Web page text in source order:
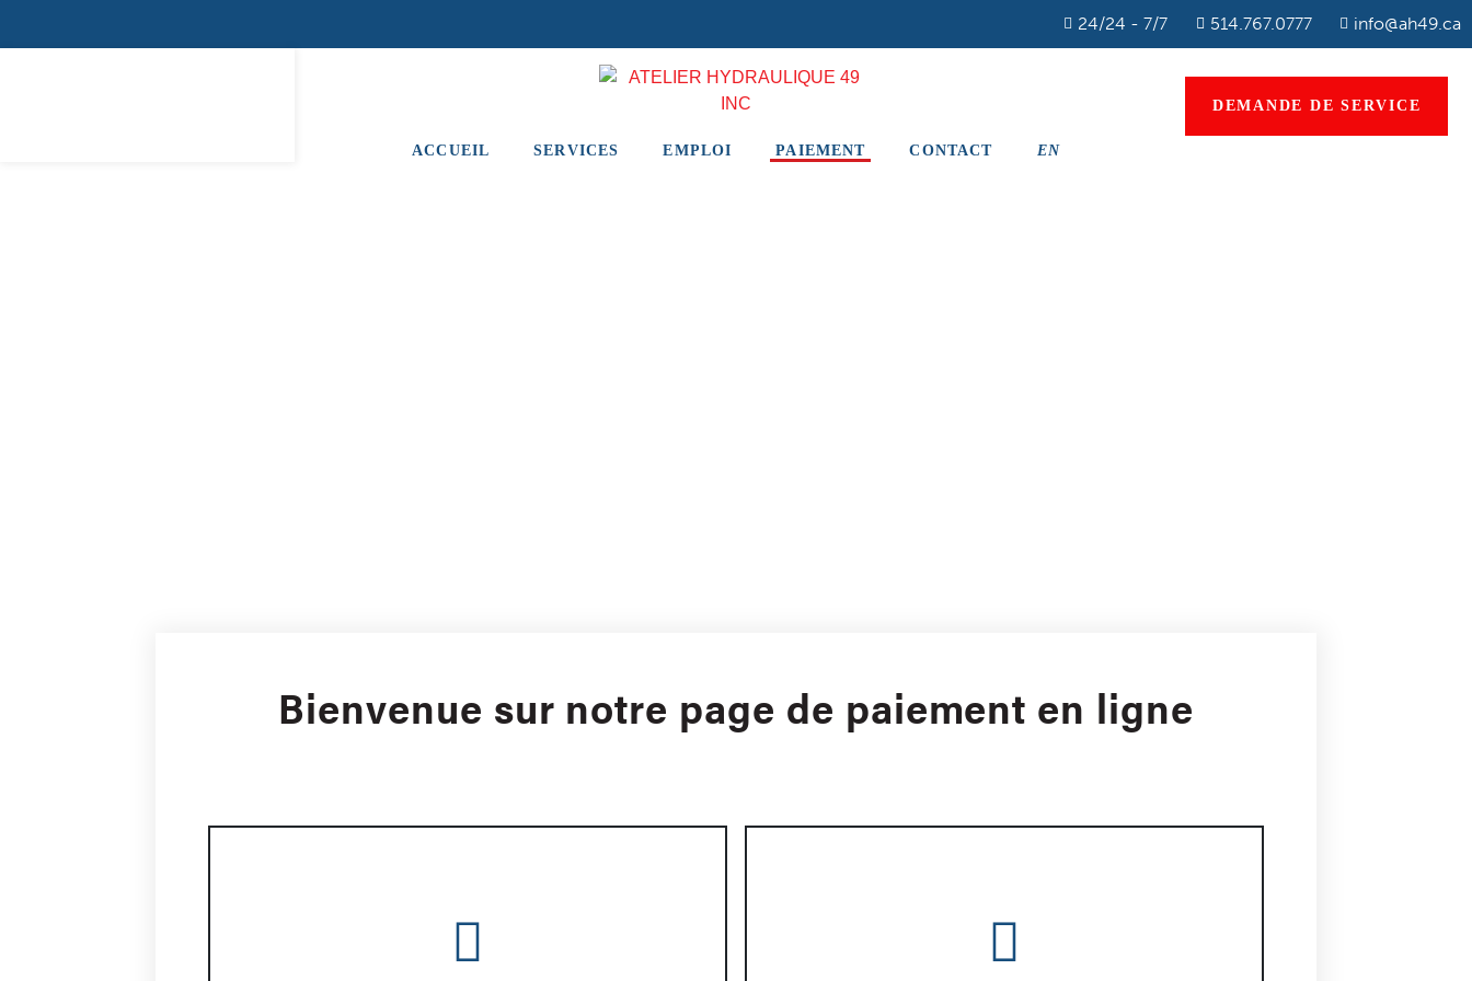
24/24 - 7/7 514.767.0777 info@ah49.ca
ACCUEIL SERVICES EMPLOI PAIEMENT CONTACT EN
DEMANDE DE SERVICE
Bienvenue sur notre page de paiement en ligne